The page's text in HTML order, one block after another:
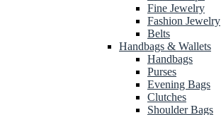
Fine Jewelry
Fashion Jewelry
Belts
Handbags & Wallets
Handbags
Purses
Evening Bags
Clutches
Shoulder Bags